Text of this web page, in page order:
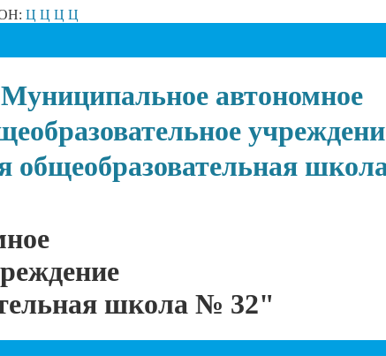
Ц Ц Ц Ц
Муниципальное автономное
общеобразовательная
школа № 32"